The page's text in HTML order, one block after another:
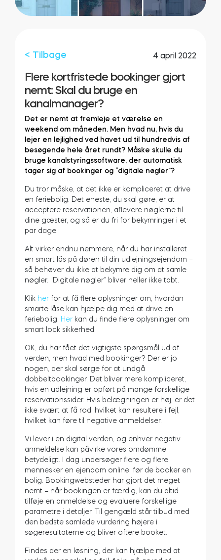
Tilbehør
Tedee Bridge
Door Sensor
Cylindere
Tedee Keypad PRO
BleBox Smart Relay-modul
Tedee GO2
< Tilbage 4 april 2022
Flere kortfristede bookinger gjort
nemt: Skal du bruge en
kanalmanager?
Det er nemt at fremleje et værelse en
weekend om måneden. Men hvad nu, hvis du
lejer en lejlighed ved havet ud til hundredvis af
besøgende hele året rundt? Måske skulle du
bruge kanalstyringssoftware, der automatisk
tager sig af bookinger og “digitale nøgler”?
Du tror måske, at det ikke er kompliceret at drive
en feriebolig. Det eneste, du skal gøre, er at
acceptere reservationen, aflevere nøglerne til
dine gæster, og så er du fri for bekymringer i et
par dage.
Alt virker endnu nemmere, når du har installeret
en smart lås på døren til din udlejningsejendom –
så behøver du ikke at bekymre dig om at samle
nøgler. “Digitale nøgler” bliver heller ikke tabt.
Klik her for at få flere oplysninger om, hvordan
smarte låse kan hjælpe dig med at drive en
feriebolig.
Her kan du finde flere oplysninger om
smart lock sikkerhed.
OK, du har fået det vigtigste spørgsmål ud af
verden, men hvad med bookinger? Der er jo
nogen, der skal sørge for at undgå
dobbeltbookinger. Det bliver mere kompliceret,
hvis en udlejning er opført på mange forskellige
reservationssider. Hvis belægningen er høj, er det
ikke svært at få rod, hvilket kan resultere i fejl,
hvilket kan føre til negative anmeldelser.
Vi lever i en digital verden, og enhver negativ
anmeldelse kan påvirke vores omdømme
betydeligt. I dag undersøger flere og flere
mennesker en ejendom online, før de booker en
bolig. Bookingwebsteder har gjort det meget
nemt – når bookingen er færdig, kan du altid
tilføje en anmeldelse og evaluere forskellige
parametre i detaljer. Til gengæld står tilbud med
den bedste samlede vurdering højere i
søgeresultaterne og bliver oftere booket.
Findes der en løsning, der kan hjælpe med at